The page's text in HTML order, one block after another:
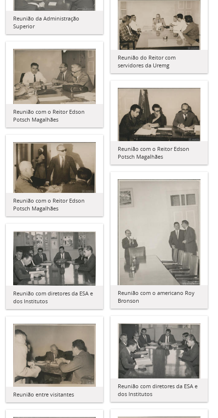
Reunião da Administração
Superior
Reunião do Reitor com
servidores da Uremg
Reunião com o Reitor Edson
Potsch Magalhães
Reunião com o Reitor Edson
Potsch Magalhães
Reunião com o Reitor Edson
Potsch Magalhães
Reunião com o americano Roy
Bronson
Reunião com diretores da ESA e
dos Institutos
Reunião com diretores da ESA e
dos Institutos
Reunião entre visitantes